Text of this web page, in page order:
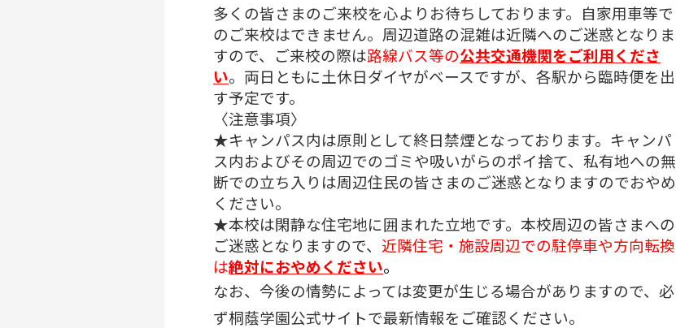
多くの皆さまのご来校を心よりお待ちしております。自家用車等で
のご来校はできません。 周辺道路の混雑は近隣へのご迷惑となりま
すので、 ご来校の際は路線バス等の公共交通機関をご利用くださ
い。 両日ともに土休日ダイヤがベースですが、各駅から臨時便を出
す予定です。
〈注意事項〉
★キャンパス内は原則として終日禁煙となっております。キャンパ
ス内およびその周辺でのゴミや吸いがらのポイ捨て、私有地への無
断での立ち入りは周辺住民の皆さまのご迷惑となりますのでおやめ
ください。
★本校は閑静な住宅地に囲まれた立地です。本校周辺の皆さまへの
ご迷惑となりますので、 近隣住宅・施設周辺での駐停車や方向転換
は絶対におやめください。
なお、今後の情勢によっては変更が生じる場合がありますので、必
ず桐蔭学園公式サイトで最新情報をご確認ください。